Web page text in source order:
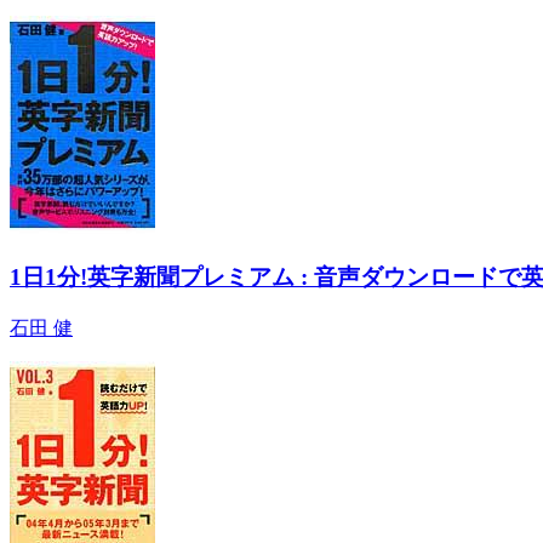
1日1分!英字新聞プレミアム : 音声ダウンロードで
石田 健